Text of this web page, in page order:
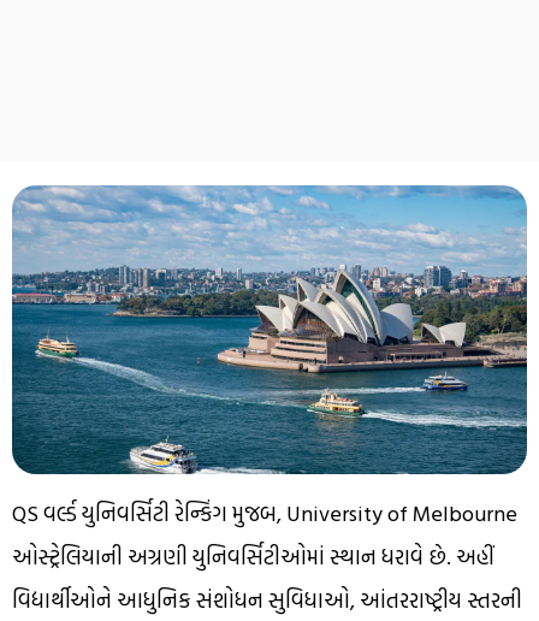
QS વર્લ્ડ યુનિવર્સિટી રેન્કિંગ મુજબ, University of Melbourne
ઓસ્ટ્રેલિયાની અગ્રણી યુનિવર્સિટીઓમાં સ્થાન ધરાવે છે. અહીં
વિદ્યાર્થીઓને આધુનિક સંશોધન સુવિધાઓ, આંતરરાષ્ટ્રીય સ્તરની